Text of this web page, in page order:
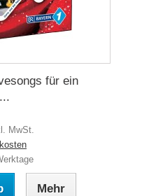
für ein
MwSt.
Mehr